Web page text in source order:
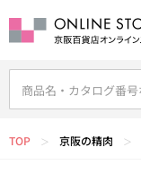
TOP ＞ 京阪の精肉 ＞